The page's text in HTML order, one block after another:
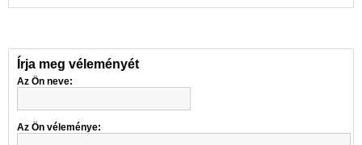
Írja meg véleményét
Az Ön neve:
Az Ön véleménye: